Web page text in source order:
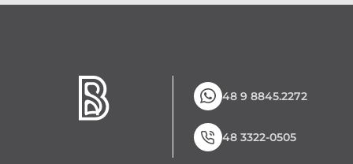
48 9 8845.2272
48 3322-0505